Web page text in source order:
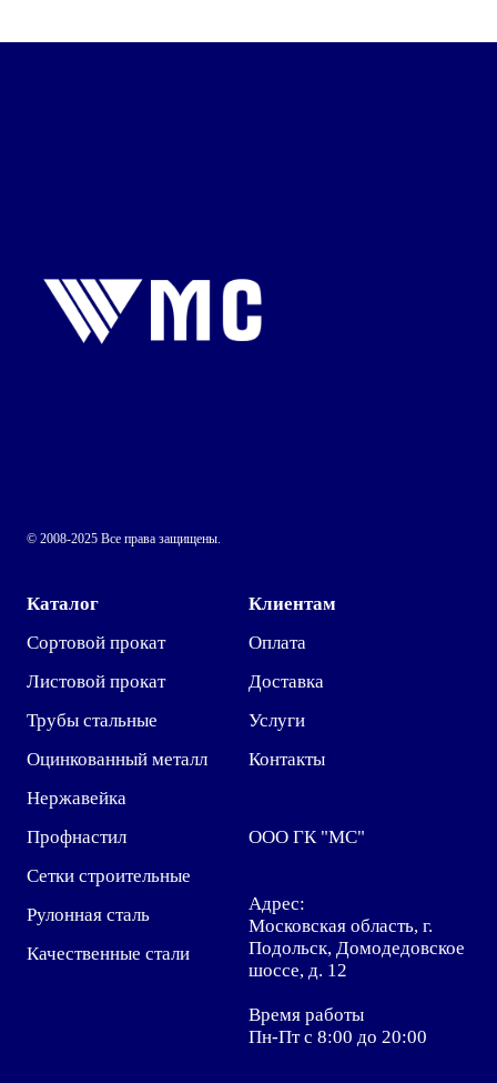
© 2008-2025 Все права защищены.
Каталог
Сортовой прокат
Листовой прокат
Трубы стальные
Оцинкованный металл
Нержавейка
Профнастил
Сетки строительные
Рулонная сталь
Качественные стали
Клиентам
Оплата
Доставка
Услуги
Контакты
ООО ГК "МС"
Адрес:
Московская область, г.
Подольск, Домодедовское
шоссе, д. 12
Время работы
Пн-Пт с 8:00 до 20:00